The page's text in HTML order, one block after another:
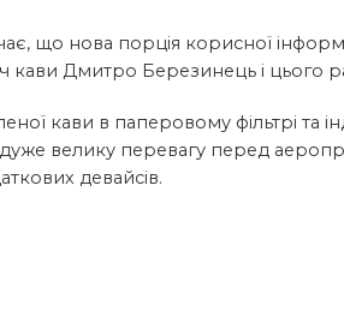
що нова порція корисної
кави Дмитро Березинець і цього
кави в паперовому фільтрі та
велику перевагу перед
девайсів.